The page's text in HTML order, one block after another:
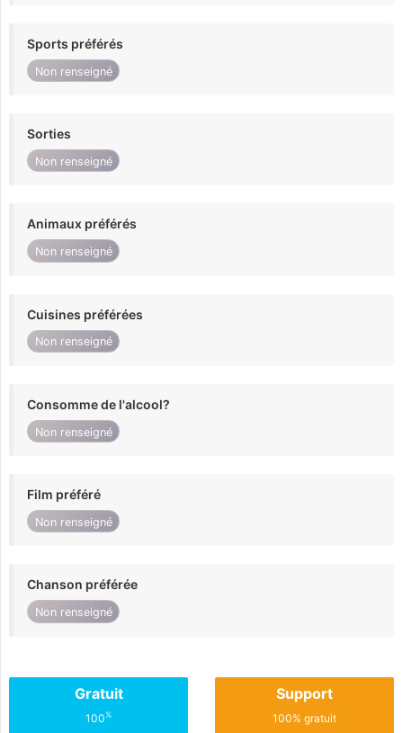
Sports préférés
Non renseigné
Sorties
Non renseigné
Animaux préférés
Non renseigné
Cuisines préférées
Non renseigné
Consomme de l'alcool?
Non renseigné
Film préféré
Non renseigné
Chanson préférée
Non renseigné
Gratuit
100%
Support
100% gratuit